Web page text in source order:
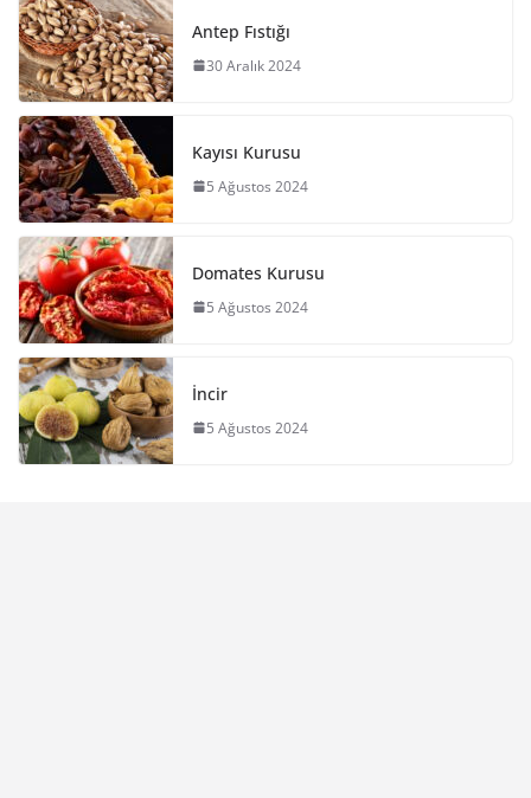
Antep Fıstığı
30 Aralık 2024
Kayısı Kurusu
5 Ağustos 2024
Domates Kurusu
5 Ağustos 2024
İncir
5 Ağustos 2024